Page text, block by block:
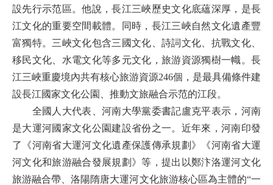
設先行示范區。他說，長江三峽歷史文化底蘊深厚，是長
江文化的重要空間載體。同時，長江三峽自然文化遺產豐
富獨特。三峽文化包含三國文化、詩詞文化、抗戰文化、
移民文化、水電文化等多元文化，旅游資源獨樹一幟。長
江三峽重慶境內共有核心旅游資源246個，是最具備條件建
設長江國家文化公園、推動文旅融合示范的江段。
全國人大代表、河南大學黨委書記盧克平表示，河南
是大運河國家文化公園建設省份之一。近年來，河南印發
了《河南省大運河文化遺產保護傳承規劃》《河南省大運
河文化和旅游融合發展規劃》等，提出以鄭汴洛運河文化
旅游融合帶、洛陽隋唐大運河文化旅游核心區為主體的“一